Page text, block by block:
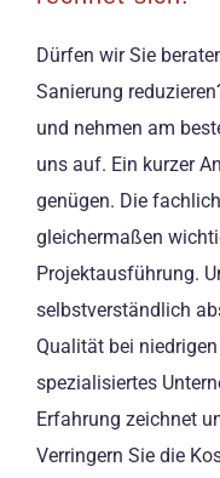
Dürfen wir Sie
Sanierung
und nehmen am
uns auf. Ein kurzer
genügen. Die
gleichermaßen
Projektausführung.
selbstverständlich
Qualität bei
spezialisiertes
Erfahrung zeichnet
Verringern Sie die